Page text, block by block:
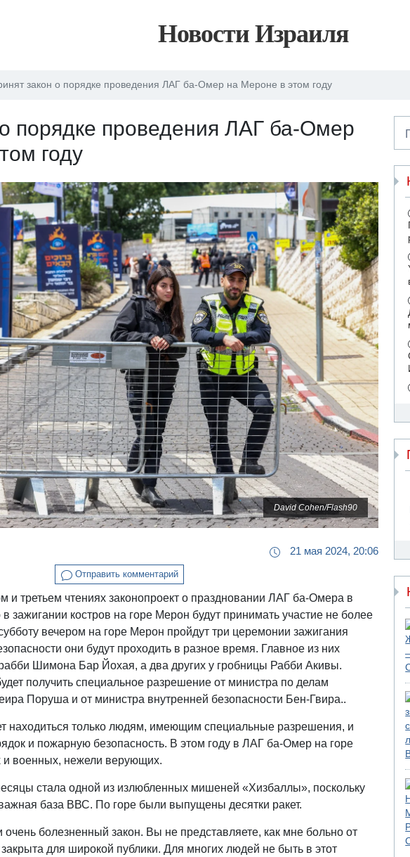
Новости Израиля
закон о порядке проведения ЛАГ ба-Омер на Мероне в этом году
порядке проведения ЛАГ ба-Омер
году
David Cohen/Flash90
21 мая 2024, 20:06
Отправить комментарий
и третьем чтениях законопроект о праздновании ЛАГ ба-Омера в
зажигании костров на горе Мерон будут принимать участие не более
вечером на горе Мерон пройдут три церемонии зажигания
они будут проходить в разное время. Главное из них
Шимона Бар Йохая, а два других у гробницы Рабби Акивы.
получить специальное разрешение от министра по делам
Поруша и от министра внутренней безопасности Бен-Гвира..
находиться только людям, имеющим специальные разрешения, и
и пожарную безопасность. В этом году в ЛАГ ба-Омер на горе
и военных, нежели верующих.
стала одной из излюбленных мишеней «Хизбаллы», поскольку
база ВВС. По горе были выпущены десятки ракет.
болезненный закон. Вы не представляете, как мне больно от
закрыта для широкой публики. Для многих людей не быть в этот